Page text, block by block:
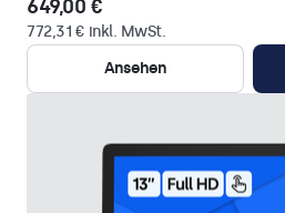
649,00 €
772,31 € inkl. MwSt.
Ansehen